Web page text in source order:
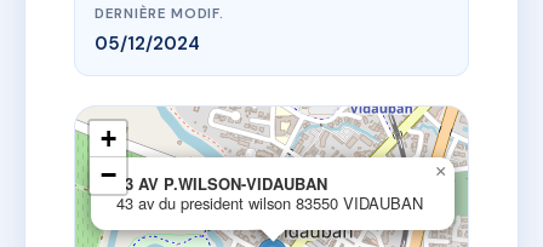
DERNIÈRE MODIF.
05/12/2024
43 AV P.WILSON-VIDAUBAN
43 av du president wilson 83550 VIDAUBAN
×
+
−